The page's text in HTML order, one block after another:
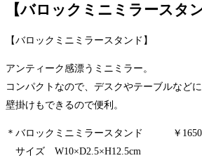
【バロックミニミラースタン
【バロックミニミラースタンド】
アンティーク感漂うミニミラー。
コンパクトなので、デスクやテーブルなどに
壁掛けもできるので便利。
＊バロックミニミラースタンド ￥
サイズ W10×D2.5×H12.5cm